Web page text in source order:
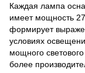
Каждая лампа
имеет мощность
формирует
условиях
мощного
более